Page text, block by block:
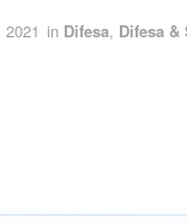
in Difesa, Difesa &